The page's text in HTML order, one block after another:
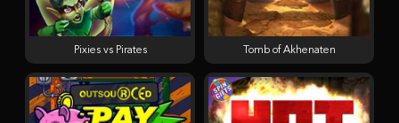
Tomb of Akhenaten
Pixies vs Pirates